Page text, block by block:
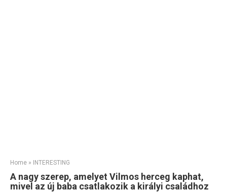
Home » INTERESTING
A nagy szerep, amelyet Vilmos herceg kaphat,
mivel az új baba csatlakozik a királyi családhoz